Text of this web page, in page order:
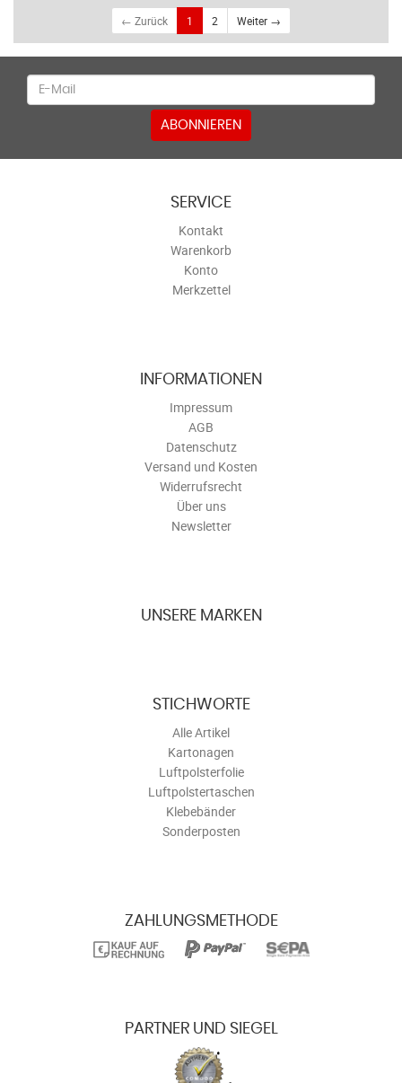
← Zurück 1 2 Weiter →
ABONNIEREN
SERVICE
Kontakt
Warenkorb
Konto
Merkzettel
INFORMATIONEN
Impressum
AGB
Datenschutz
Versand und Kosten
Widerrufsrecht
Über uns
Newsletter
UNSERE MARKEN
STICHWORTE
Alle Artikel
Kartonagen
Luftpolsterfolie
Luftpolstertaschen
Klebebänder
Sonderposten
ZAHLUNGSMETHODE
PARTNER UND SIEGEL